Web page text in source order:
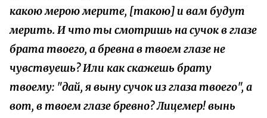
какою мерою мерите, [такою] и вам будут
мерить. И что ты смотришь на сучок в глазе
брата твоего, а бревна в твоем глазе не
чувствуешь? Или как скажешь брату
твоему: "дай, я выну сучок из глаза твоего", а
вот, в твоем глазе бревно? Лицемер! вынь